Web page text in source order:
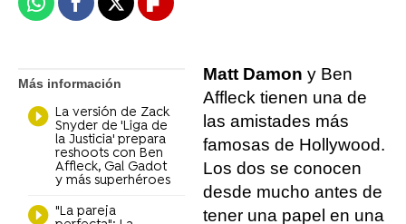
WhatsappFacebook
X Flipboard
Más información
La versión de Zack
Snyder de 'Liga de
la Justicia' prepara
reshoots con Ben
Affleck, Gal Gadot
y más superhéroes
"La pareja
Matt Damon y Ben
Affleck tienen una de
las amistades más
famosas de Hollywood.
Los dos se conocen
desde mucho antes de
tener una papel en una